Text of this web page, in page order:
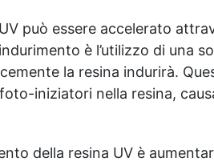
può essere accelerato
è l’utilizzo di una
la resina indurirà.
iniziatori nella resina,
della resina UV è